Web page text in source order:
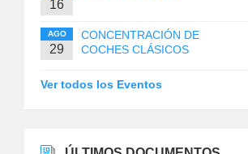
16
AGO
29
CONCENTRACIÓN DE
COCHES CLÁSICOS
Ver todos los Eventos